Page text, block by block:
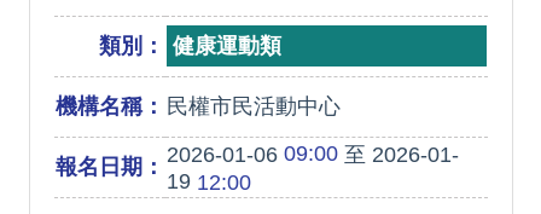
類別： 健康運動類
機構名稱： 民權市民活動中心
報名日期： 2026-01-0609:00至 2026-01-
1912:00